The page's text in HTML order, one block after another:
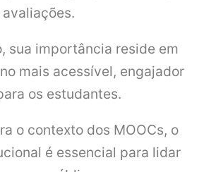
sua importância reside em
mais acessível, engajador
os estudantes.
o contexto dos MOOCs, o
é essencial para lidar